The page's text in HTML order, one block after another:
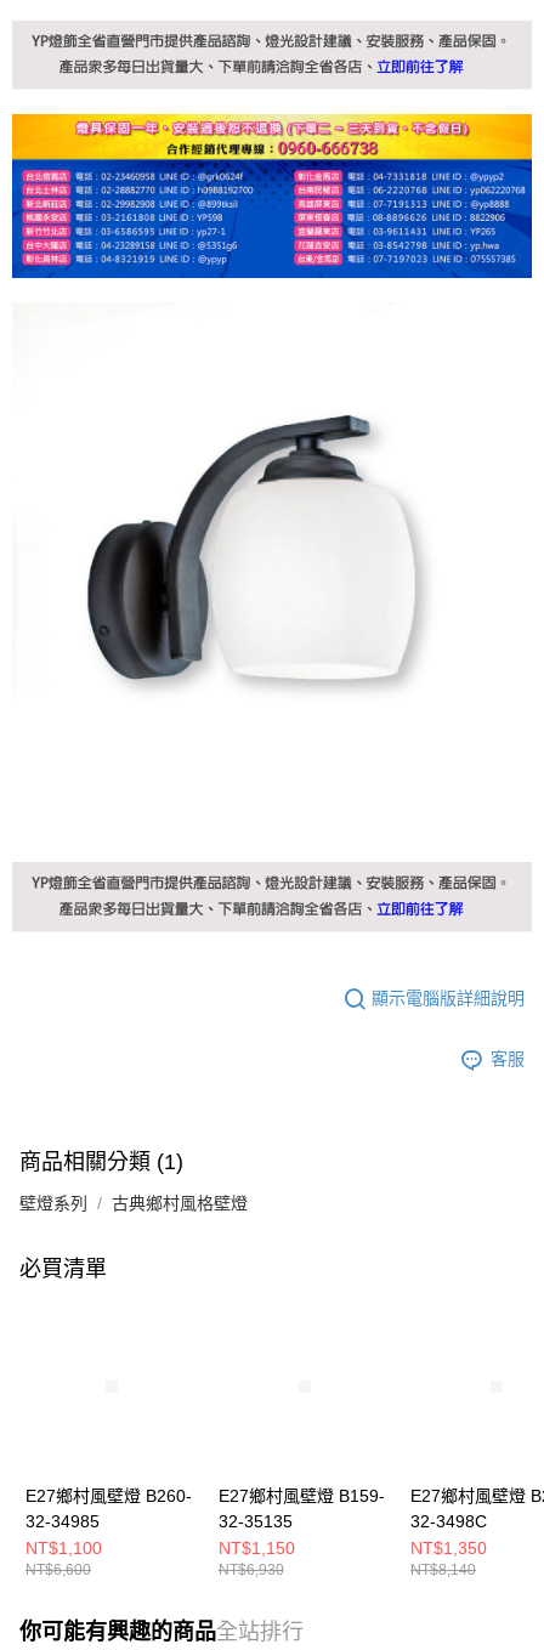
顯示電腦版詳細說明
客服
商品相關分類 (1)
壁燈系列 古典鄉村風格壁燈
必買清單
E27鄉村風壁燈 B260-
32-34985
NT$1,100
NT$6,600
E27鄉村風壁燈 B159-
32-35135
NT$1,150
NT$6,930
E27鄉村風壁燈
32-3498C
NT$1,350
NT$8,140
你可能有興趣的商品全站排行